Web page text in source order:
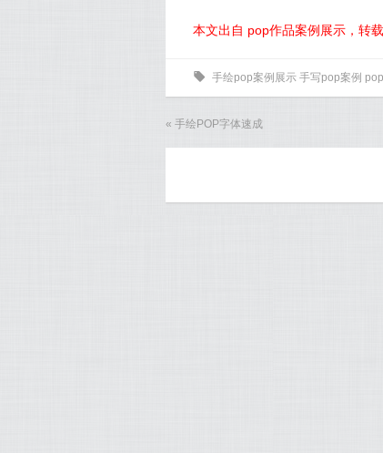
本文出自 pop作品案例展示，转
0 手绘pop案例展示 手写pop案例
« 手绘POP字体速成